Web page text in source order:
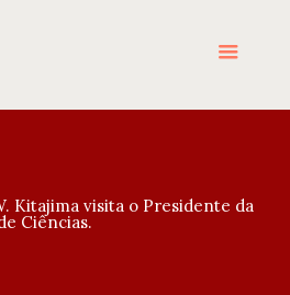
Kitajima visita o Presidente da
Ciências.